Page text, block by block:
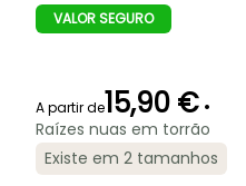
Altura à
maturidade
maturidade
Período de floração
Período razoável de
plantação
VALOR SEGURO
A partir de15,90 € •
Raízes nuas em torrão
Existe em 2 tamanhos